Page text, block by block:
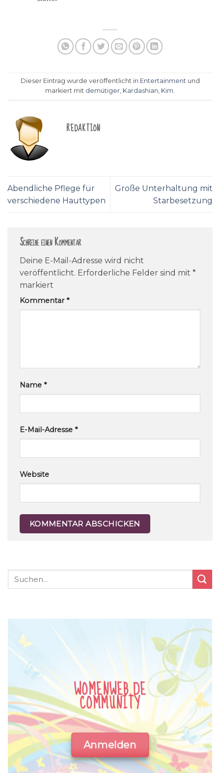
Dieser Eintrag wurde veröffentlicht in Entertainmentund
markiert mit demütiger, Kardashian, Kim.
REDAKTION
Abendliche Pflege für
verschiedene Hauttypen
Große Unterhaltung mit
Starbesetzung
Schreibe einen Kommentar
Deine E-Mail-Adresse wird nicht
veröffentlicht. Erforderliche Felder sind mit *
markiert
Kommentar*
Name *
E-Mail-Adresse *
Website
WOMENWEB.DE
COMMUNITY
Anmelden